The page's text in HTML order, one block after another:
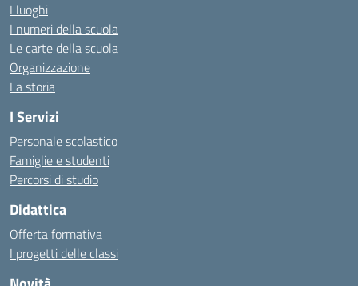
I luoghi
I numeri della scuola
Le carte della scuola
Organizzazione
La storia
I Servizi
Personale scolastico
Famiglie e studenti
Percorsi di studio
Didattica
Offerta formativa
I progetti delle classi